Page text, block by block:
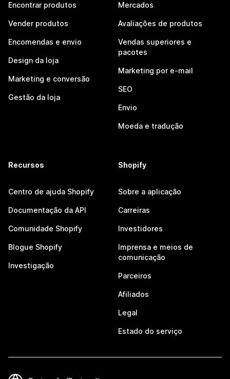
Encontrar produtos
Vender produtos
Encomendas e envio
Design da loja
Marketing e conversão
Gestão da loja
Mercados
Avaliações de produtos
Vendas superiores e
pacotes
Marketing por e-mail
SEO
Envio
Moeda e tradução
Recursos
Centro de ajuda Shopify
Documentação da API
Comunidade Shopify
Blogue Shopify
Investigação
Shopify
Sobre a aplicação
Carreiras
Investidores
Imprensa e meios de
comunicação
Parceiros
Afiliados
Legal
Estado do serviço